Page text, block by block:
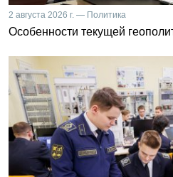
2 августа 2026 г. — Политика
Особенности текущей